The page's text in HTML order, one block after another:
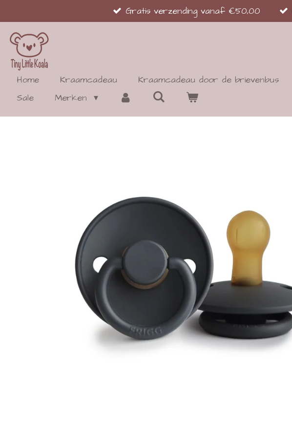
direct
naar
hoofdinhoud
Gratis verzending vanaf €50,00
Home Kraamcadeau Kraamcadeau door de brievenbus
Sale
Merken